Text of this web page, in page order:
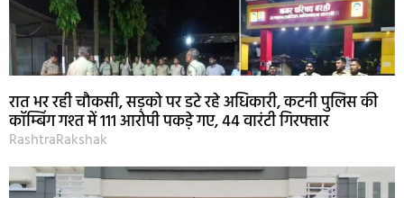
रात भर रही चौकसी, सड़को पर डटे रहे अधिकारी, कटनी पुलिस की
कॉम्बिंग गश्त में 111 आरोपी पकड़े गए, 44 वारंटी गिरफ्तार
RashtraRakshak